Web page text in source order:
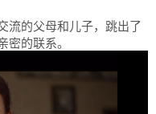
流的父母和儿子，跳出了
密的联系。‍